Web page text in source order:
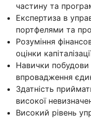
частину та
Експертиза в
портфелями та
Розуміння
оцінки
Навички побудови
впровадження
Здатність
високої
Високий рівень